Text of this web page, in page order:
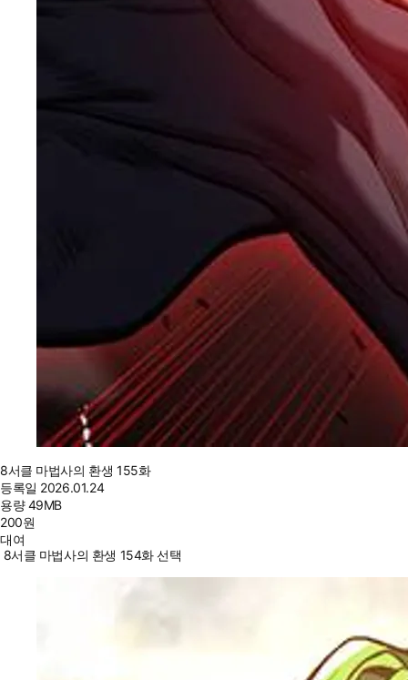
8서클 마법사의 환생 155화
등록일 2026.01.24
용량49MB
200원
대여
8서클 마법사의 환생 154화 선택